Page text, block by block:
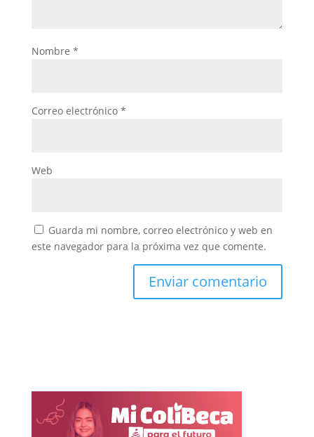
Nombre *
Correo electrónico *
Web
Guarda mi nombre, correo electrónico y web en
este navegador para la próxima vez que comente.